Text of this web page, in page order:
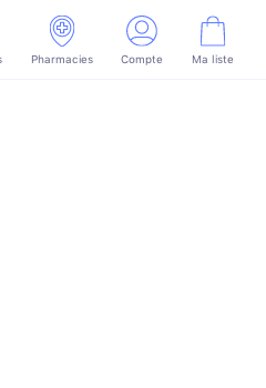
Pharmacies Compte Ma liste